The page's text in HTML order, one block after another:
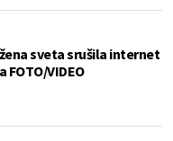
sveta srušila internet
VIDEO